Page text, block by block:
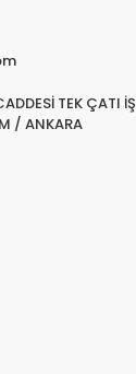
TEK ÇATI İŞ
/ ANKARA